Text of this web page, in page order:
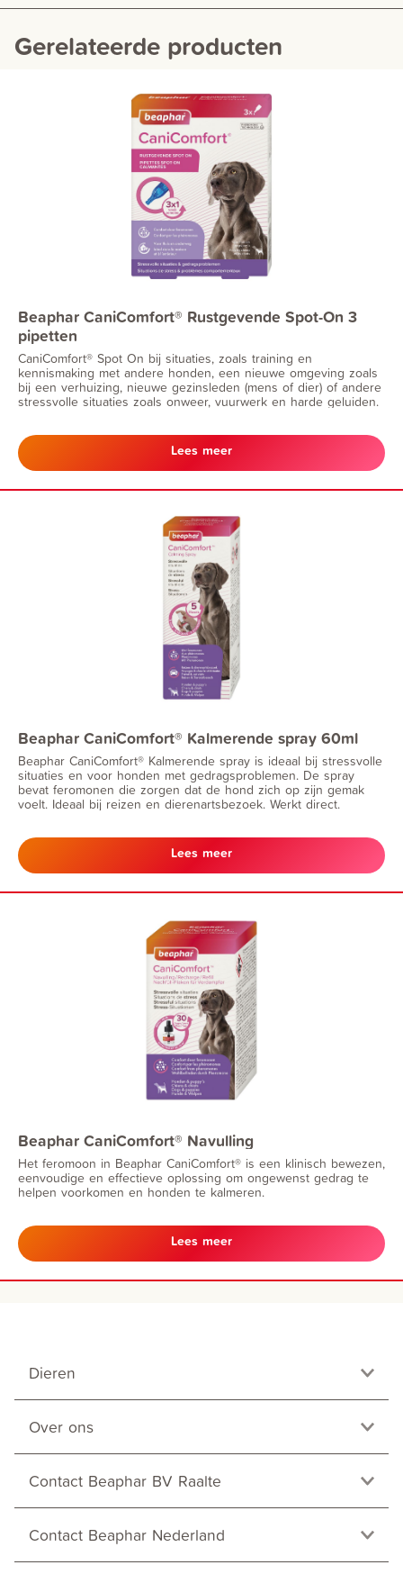
Gerelateerde producten
Beaphar CaniComfort® Rustgevende Spot-On 3
pipetten
CaniComfort® Spot On bij situaties, zoals training en
kennismaking met andere honden, een nieuwe omgeving zoals
bij een verhuizing, nieuwe gezinsleden (mens of dier) of andere
stressvolle situaties zoals onweer, vuurwerk en harde geluiden.
Lees meer
Beaphar CaniComfort® Kalmerende spray 60ml
Beaphar CaniComfort® Kalmerende spray is ideaal bij stressvolle
situaties en voor honden met gedragsproblemen. De spray
bevat feromonen die zorgen dat de hond zich op zijn gemak
voelt. Ideaal bij reizen en dierenartsbezoek. Werkt direct.
Lees meer
Beaphar CaniComfort® Navulling
Het feromoon in Beaphar CaniComfort® is een klinisch bewezen,
eenvoudige en effectieve oplossing om ongewenst gedrag te
helpen voorkomen en honden te kalmeren.
Lees meer
Dieren
Over ons
Contact Beaphar BV Raalte
Contact Beaphar Nederland